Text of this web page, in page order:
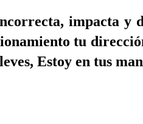
impacta y
tu
Estoy en tus